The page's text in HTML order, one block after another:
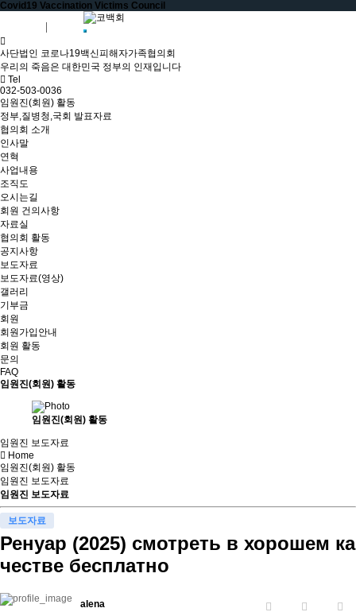
Covid19 Vaccination Victims Council
사단법인 코로나19백신피해자가족협의회
우리의 죽음은 대한민국 정부의 인재입니다
Tel
032-503-0036
임원진(회원) 활동
정부,질병청,국회 발표자료
협의회 소개
인사말
연혁
사업내용
조직도
오시는길
회원 건의사항
자료실
협의회 활동
공지사항
보도자료
보도자료(영상)
갤러리
기부금
회원
회원가입안내
회원 활동
문의
FAQ
임원진(회원) 활동
임원진(회원) 활동
임원진 보도자료
Home
임원진(회원) 활동
임원진 보도자료
임원진 보도자료
보도자료
Ренуар (2025) смотреть в хорошем ка
честве бесплатно
alena